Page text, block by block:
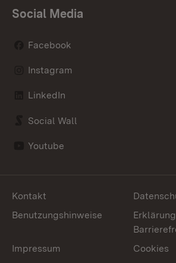
Social Media
Facebook
Instagram
LinkedIn
Social Wall
Youtube
Kontakt
Benutzungshinweise
Impressum
Cookies